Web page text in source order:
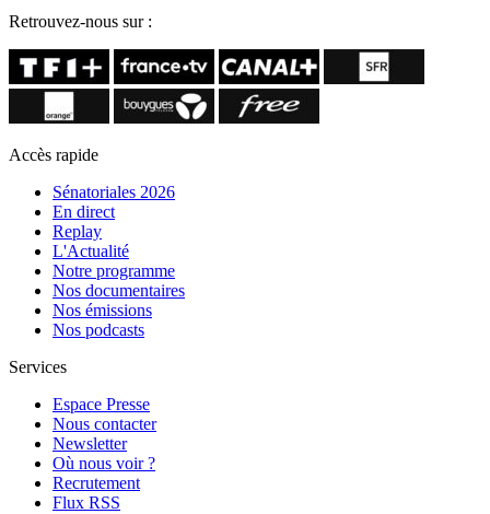
Retrouvez-nous sur :
Accès rapide
Sénatoriales 2026
En direct
Replay
L'Actualité
Notre programme
Nos documentaires
Nos émissions
Nos podcasts
Services
Espace Presse
Nous contacter
Newsletter
Où nous voir ?
Recrutement
Flux RSS